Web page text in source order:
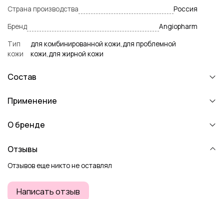
Страна производства
Россия
Бренд
Angiopharm
Тип
кожи
для комбинированной кожи,для проблемной
кожи,для жирной кожи
Состав
Применение
О бренде
Отзывы
Отзывов еще никто не оставлял
Написать отзыв